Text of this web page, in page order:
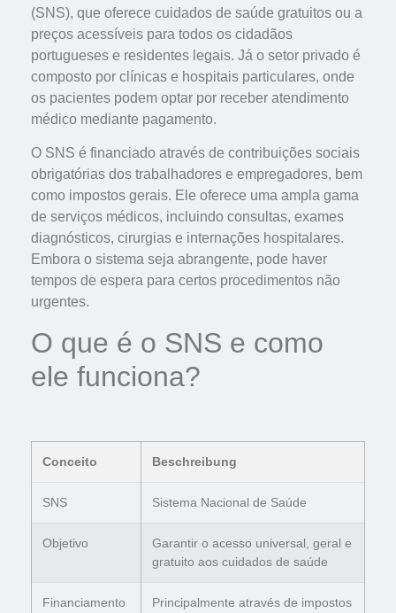
(SNS), que oferece cuidados de saúde gratuitos ou a
preços acessíveis para todos os cidadãos
portugueses e residentes legais. Já o setor privado é
composto por clínicas e hospitais particulares, onde
os pacientes podem optar por receber atendimento
médico mediante pagamento.
O SNS é financiado através de contribuições sociais
obrigatórias dos trabalhadores e empregadores, bem
como impostos gerais. Ele oferece uma ampla gama
de serviços médicos, incluindo consultas, exames
diagnósticos, cirurgias e internações hospitalares.
Embora o sistema seja abrangente, pode haver
tempos de espera para certos procedimentos não
urgentes.
O que é o SNS e como
ele funciona?
Conceito Beschreibung
SNS Sistema Nacional de Saúde
Objetivo
Garantir o acesso universal, geral e
gratuito aos cuidados de saúde
Financiamento
Principalmente através de impostos